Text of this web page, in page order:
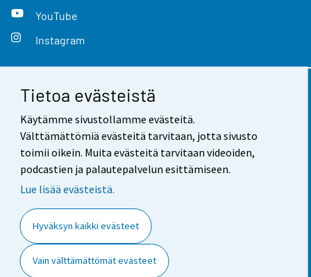
Tietoa evästeistä
Käytämme sivustollamme evästeitä.
Välttämättömiä evästeitä tarvitaan, jotta sivusto
toimii oikein. Muita evästeitä tarvitaan videoiden,
podcastien ja palautepalvelun esittämiseen.
Lue lisää evästeistä.
Hyväksyn kaikki evästeet
Vain välttämättömät evästeet
YouTube
Instagram
Yhteystiedot
Palaute
Käyttöehdot
Saavutettavuus
Tietoa sivustosta
Evästeasetukset